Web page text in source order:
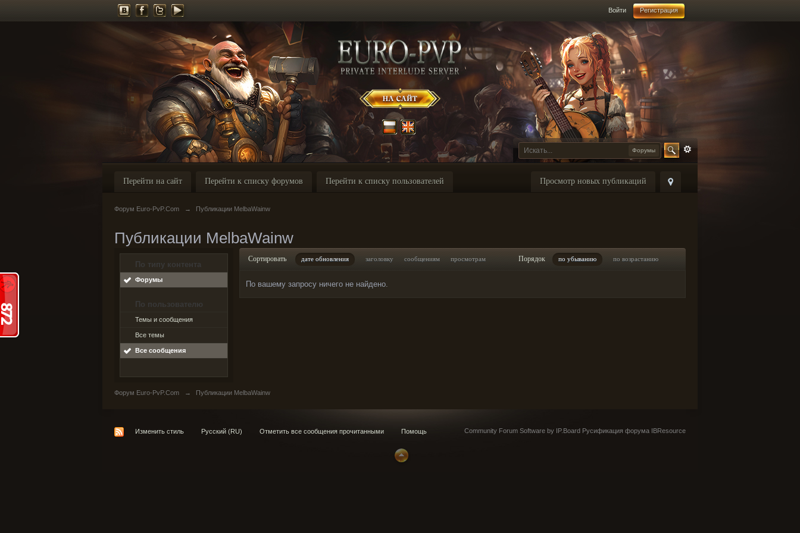
Войти Регистрация
Форумы
Просмотр новых публикаций
Перейти на сайт Перейти к списку форумов Перейти к списку пользователей
Форум Euro-PvP.Com → Публикации MelbaWainw
Публикации MelbaWainw
По типу контента
Форумы
По пользователю
Темы и сообщения
Все темы
Все сообщения
Сортировать дате обновления заголовку сообщениям просмотрам Порядок по убыванию по возрастанию
По вашему запросу ничего не найдено.
Форум Euro-PvP.Com → Публикации MelbaWainw
Изменить стиль Русский (RU) Отметить все сообщения прочитанными Помощь Community Forum Software by IP.Board Русификация форума IBResource